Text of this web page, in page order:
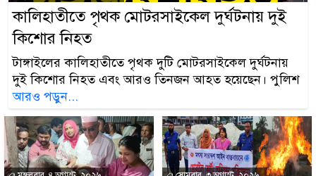
কালিহাতীতে পৃথক মোটরসাইকেল দুর্ঘটনায় দুই
কিশোর নিহত
টাঙ্গাইলের কালিহাতীতে পৃথক দুটি মোটরসাইকেল দুর্ঘটনায়
দুই কিশোর নিহত এবং আরও তিনজন আহত হয়েছেন। পুলিশ
আরও পড়ুন...